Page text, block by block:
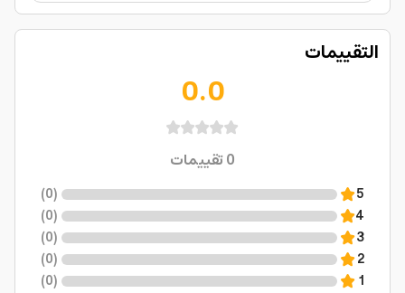
التقييمات
0.0
0تقييمات
5
(
0
)
4
(
0
)
3
(
0
)
2
(
0
)
1
(
0
)